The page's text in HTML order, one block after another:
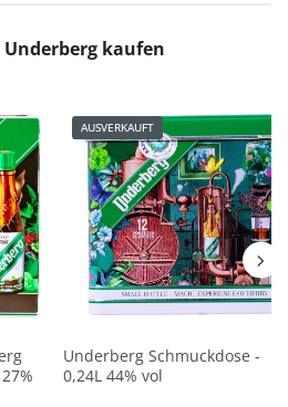
kaufen
AUSVERKAUFT
Underberg Schmuckdose -
0,24L 44% vol